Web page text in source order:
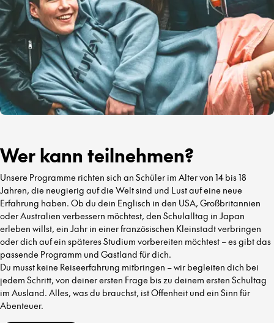
Wer kann teilnehmen?
Unsere Programme richten sich an Schüler im Alter von 14 bis 18
Jahren, die neugierig auf die Welt sind und Lust auf eine neue
Erfahrung haben. Ob du dein Englisch in den USA, Großbritannien
oder Australien verbessern möchtest, den Schulalltag in Japan
erleben willst, ein Jahr in einer französischen Kleinstadt verbringen
oder dich auf ein späteres Studium vorbereiten möchtest – es gibt das
passende Programm und Gastland für dich.
Du musst keine Reiseerfahrung mitbringen – wir begleiten dich bei
jedem Schritt, von deiner ersten Frage bis zu deinem ersten Schultag
im Ausland. Alles, was du brauchst, ist Offenheit und ein Sinn für
Abenteuer.